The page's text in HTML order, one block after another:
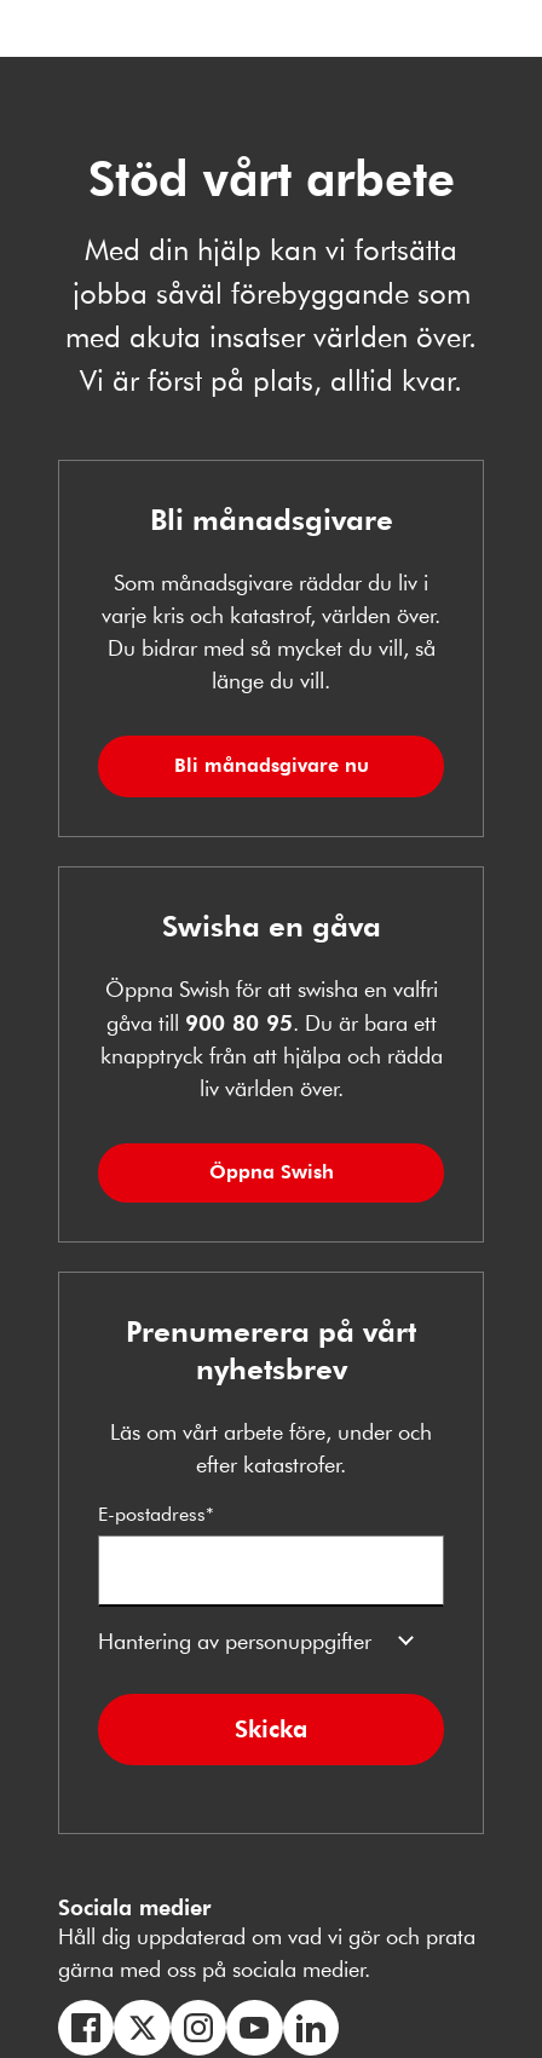
Stöd vårt arbete
Med din hjälp kan vi fortsätta
jobba såväl förebyggande som
med akuta insatser världen över.
Vi är först på plats, alltid kvar.
Bli månadsgivare
Som månadsgivare räddar du liv i
varje kris och katastrof, världen över.
Du bidrar med så mycket du vill, så
länge du vill.
Bli månadsgivare nu
Swisha en gåva
Öppna Swish för att swisha en valfri
gåva till 900 80 95. Du är bara ett
knapptryck från att hjälpa och rädda
liv världen över.
Öppna Swish
Prenumerera på vårt
nyhetsbrev
Läs om vårt arbete före, under och
efter katastrofer.
E-postadress*
Hantering av personuppgifter
Skicka
Sociala medier
Håll dig uppdaterad om vad vi gör och prata
gärna med oss på sociala medier.